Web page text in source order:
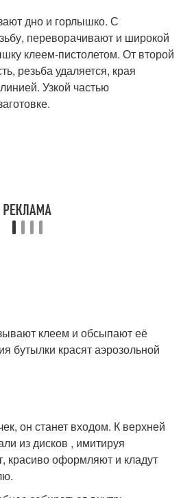
дно и горлышко. С
переворачивают и широкой
клеем-пистолетом. От второй
резьба удаляется, края
Узкой частью
клеем и обсыпают её
бутылки красят аэрозольной
он станет входом. К верхней
из дисков , имитируя
красиво оформляют и кладут